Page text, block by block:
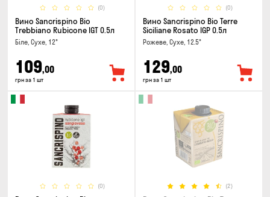
(0)
Вино Sancrispino Bio
Trebbiano Rubicone IGT 0.5л
Біле, Сухе, 12°
109,00
грн за 1 шт
(0)
Вино Sancrispino Bio Terre
Siciliane Rosato IGP 0.5л
Рожеве, Сухе, 12.5°
129,00
грн за 1 шт
(0) (2)